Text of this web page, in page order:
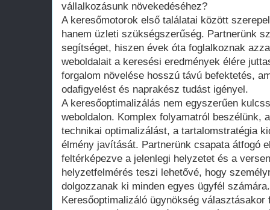
vállalkozásunk növekedéséhez?
A keresőmotorok első találatai között
hanem üzleti szükségszerűség. Partnerünk
segítséget, hiszen évek óta foglalkoznak
weboldalait a keresési eredmények élére
forgalom növelése hosszú távú befektetés,
odafigyelést és naprakész tudást igényel.
A keresőoptimalizálás nem egyszerűen
weboldalon. Komplex folyamatról beszélünk,
technikai optimalizálást, a tartalomstratégia
élmény javítását. Partnerünk csapata átfogó
feltérképezve a jelenlegi helyzetet és a
helyzetfelmérés teszi lehetővé, hogy
dolgozzanak ki minden egyes ügyfél számára.
Keresőoptimalizáló ügynökség